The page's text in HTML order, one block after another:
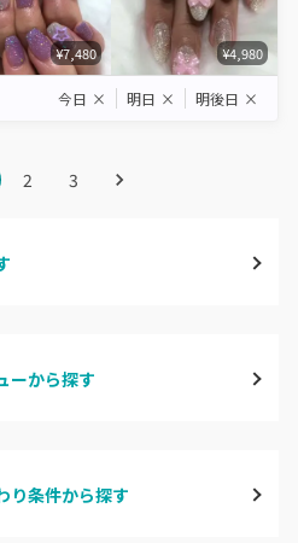
¥7,480 ¥4,980
今日 × 明日 × 明後日 ×
2 3
ーから探す
り条件から探す